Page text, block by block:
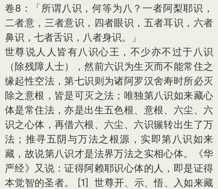
卷8：「所谓八识，何等为八？一者阿梨耶识，
二者意，三者意识，四者眼识，五者耳识，六者
鼻识，七者舌识，八者身识。」
世尊说人人皆有八识心王，不少亦不过于八识
（除残障人士），然前六识为生灭而不能常住之
缘起性空法，第七识则为诸阿罗汉舍寿时所必灭
除之意根，皆是可灭之法；唯独第八识如来藏心
体是常住法，亦是出生五色根、意根、六尘、六
识之心体，再借六根、六尘、六识辗转出生了万
法；推寻五阴与万法之根源，实即第八识如来
藏，故说第八识才是法界万法之实相心体。《华
严经》又说：证得阿赖耶识心体的人，即是证得
本觉智的圣者。 [1] 世尊开、示、悟、入如来藏